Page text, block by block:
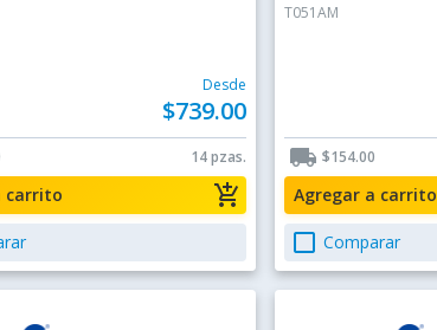
Desde
$739.00
14 pzas.
add_shopping_cart
carrito
T051AM
local_shipping $154.00
Agregar a carrito
check_box_outline_blank Comparar